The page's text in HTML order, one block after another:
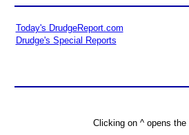
Today's DrudgeReport.com
Drudge's Special Reports
Clicking on ^ opens the